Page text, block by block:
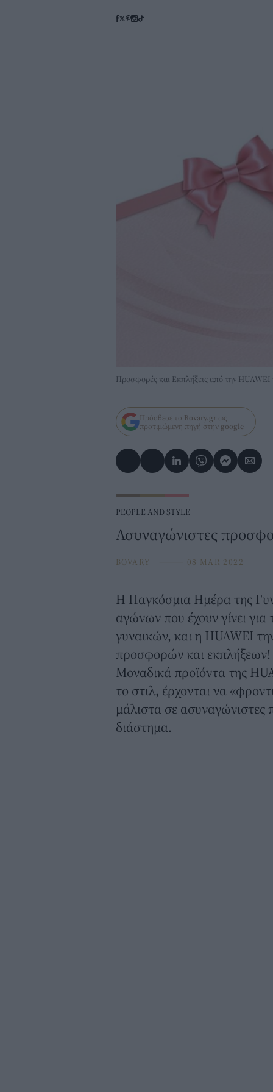
Προσφορές και Εκπλήξεις από την HUAWEI
Πρόσθεσε το Bovary.gr ως
προτιμώμενη πηγή στην google
PEOPLE AND STYLE
Ασυναγώνιστες
BOVARY ⸻ 08 MAR 2022
Η Παγκόσμια Ημέρα της
αγώνων που έχουν γίνει
γυναικών, και η HUAWEI
προσφορών και εκπλήξεων!
Μοναδικά προϊόντα της
το στιλ, έρχονται να
μάλιστα σε ασυναγώνιστες
διάστημα.